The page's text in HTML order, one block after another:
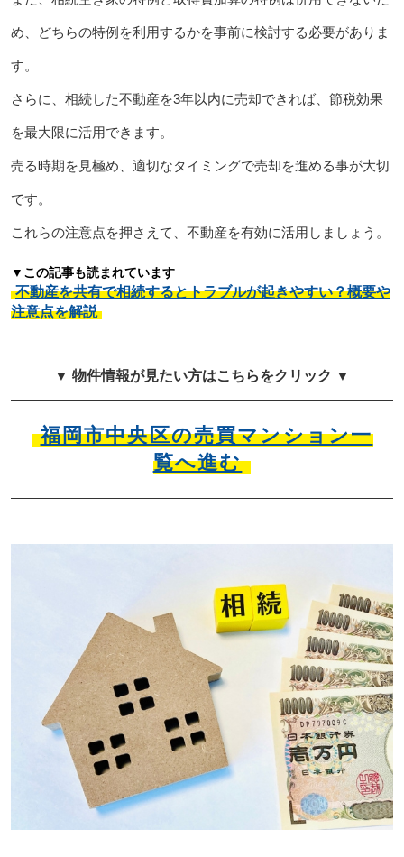
め、どちらの特例を利用するかを事前に検討する必要がありま
す。
さらに、相続した不動産を3年以内に売却できれば、節税効果
を最大限に活用できます。
売る時期を見極め、適切なタイミングで売却を進める事が大切
です。
これらの注意点を押さえて、不動産を有効に活用しましょう。
▼この記事も読まれています
不動産を共有で相続するとトラブルが起きやすい？概要や
注意点を解説
▼ 物件情報が見たい方はこちらをクリック ▼
福岡市中央区の売買マンション一
覧へ進む